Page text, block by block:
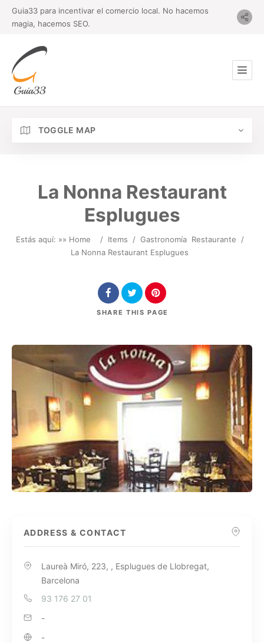
Guia33 para incentivar el comercio local. No hacemos
magia, hacemos SEO.
TOGGLE MAP
La Nonna Restaurant
Esplugues
Estás aquí: »» Home / Items / Gastronomía Restaurante
/
La Nonna Restaurant Esplugues
SHARE THIS PAGE
ADDRESS & CONTACT
Laureà Miró, 223, , Esplugues de Llobregat,
Barcelona
93 176 27 01
-
-